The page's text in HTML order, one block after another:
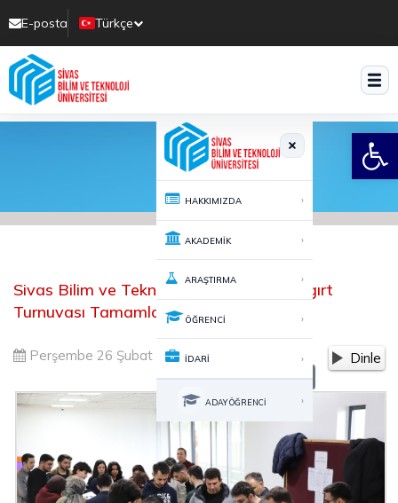
E-posta
Türkçe
Translate
HAKKIMIZDA ›
AKADEMİK ›
ARAŞTIRMA ›
ÖĞRENCİ ›
İDARİ ›
ADAY ÖĞRENCİ ›
Sivas Bilim ve Teknoloji Üniversitesi Langırt
Turnuvası Tamamlandı
Perşembe 26 Şubat 2026 15:54 Dinle
A A